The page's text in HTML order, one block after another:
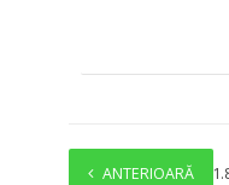
ANTERIOARĂ
1 …